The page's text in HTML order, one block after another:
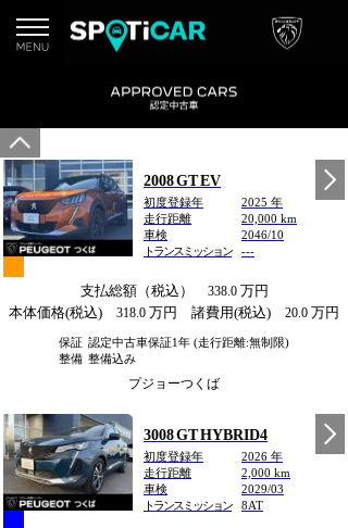
2008 GT EV
初度登録年
2025 年
走行距離
20,000 km
車検
2046/10
トランスミッション
---
支払総額（税込） 338.0万円
本体価格(税込) 318.0 万円 諸費用(税込) 20.0 万円
保証 認定中古車保証1年 (走行距離:無制限)
整備 整備込み
プジョーつくば
3008 GT HYBRID4
初度登録年
2026 年
走行距離
2,000 km
車検
2029/03
トランスミッション
8AT